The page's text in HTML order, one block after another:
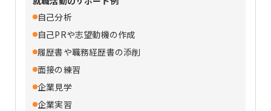
自己分析
自己PRや志望動機の作成
履歴書や職務経歴書の添削
面接の練習
企業見学
企業実習